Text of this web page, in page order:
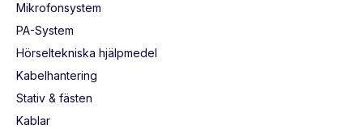
Mikrofonsystem
PA-System
Hörseltekniska hjälpmedel
Kabelhantering
Stativ & fästen
Kablar